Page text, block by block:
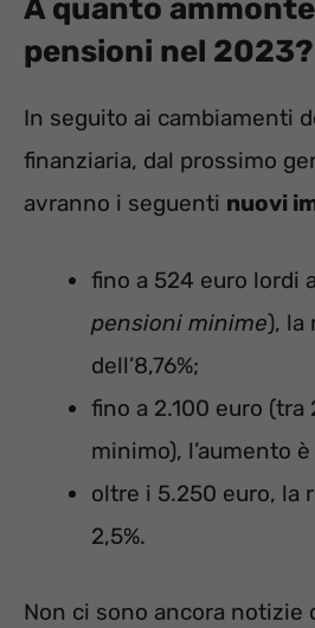
A quanto
pensioni nel 2023?
In seguito ai cambiamenti
finanziaria, dal prossimo
avranno i seguenti nuovi
fino a 524 euro lordi
pensioni minime), la
dell’8,76%;
fino a 2.100 euro (tra
minimo), l’aumento è
oltre i 5.250 euro, la
2,5%.
Non ci sono ancora notizie